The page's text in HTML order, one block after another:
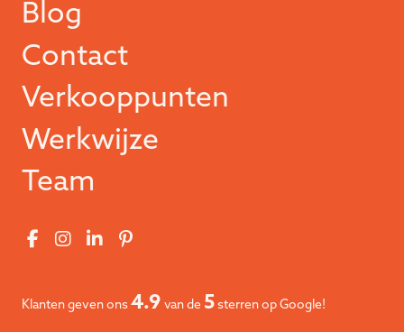
Blog
Contact
Verkooppunten
Werkwijze
Team
Klanten geven ons 4.9 van de 5 sterren op Google!